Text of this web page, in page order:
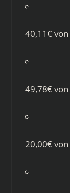
40,11€ von
49,78€ von
20,00€ von